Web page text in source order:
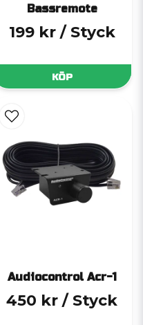
Bassremote
199 kr / Styck
KÖP
Audiocontrol Acr-1
450 kr / Styck